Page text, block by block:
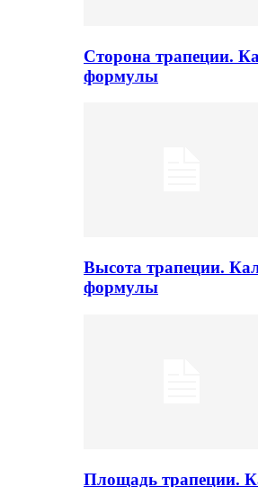
Сторона трапеции.
формулы
Высота трапеции.
формулы
Площадь трапеции.